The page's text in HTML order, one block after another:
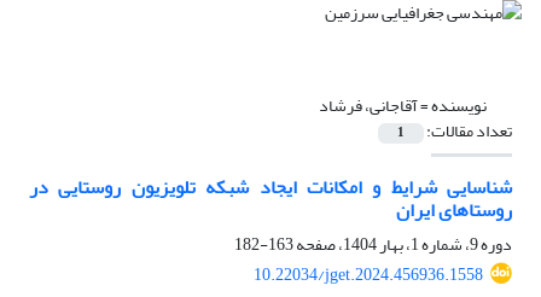
نویسنده =آقاجانی، فرشاد
تعداد مقالات: 1
شناسایی شرایط و امکانات ایجاد شبکه تلویزیون روستایی در
روستاهای ایران
دوره 9، شماره 1، بهار 1404، صفحه
163-182
10.22034/jget.2024.456936.1558